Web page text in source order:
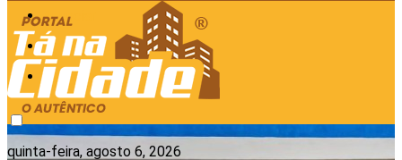
Anunciar
Política de Privacidade
Contato
quinta-feira, agosto 6, 2026